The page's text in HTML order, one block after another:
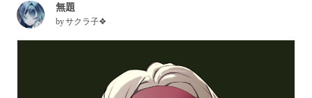
無題
byサクラ子❖